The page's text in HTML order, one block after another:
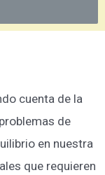
cuenta de la
de
en nuestra
que requieren